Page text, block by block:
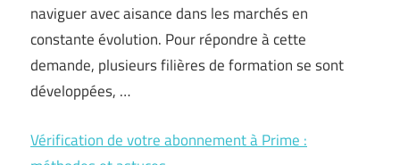
naviguer avec aisance dans les marchés en
constante évolution. Pour répondre à cette
demande, plusieurs filières de formation se sont
développées, …
Vérification de votre abonnement à Prime :